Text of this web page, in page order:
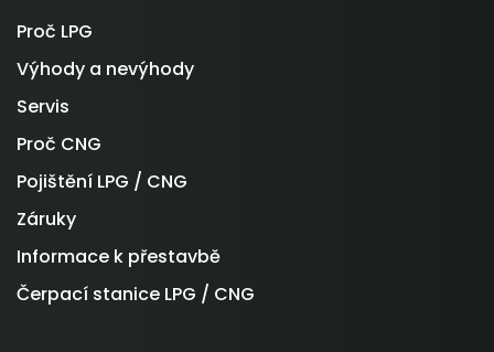
Proč LPG
Výhody a nevýhody
Servis
Proč CNG
Pojištění LPG / CNG
Záruky
Informace k přestavbě
Čerpací stanice LPG / CNG